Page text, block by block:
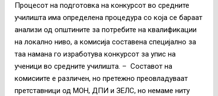
Процесот на подготовка на конкурсот во средните
училишта има определена процедура со која се бараат
анализи од општините за потребите на квалификации
на локално ниво, а комисија составена специјално за
таа намана го изработува конкурсот за упис на
ученици во средните училишта. – Составот на
комисиите е различен, но претежно преовладуваат
претставници од МОН, ДПИ и ЗЕЛС, но немаме ниту